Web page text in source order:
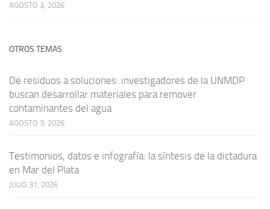
AGOSTO 3, 2026
OTROS TEMAS
De residuos a soluciones: investigadores de la UNMDP
buscan desarrollar materiales para remover
contaminantes del agua
AGOSTO 3, 2026
Testimonios, datos e infografía: la síntesis de la dictadura
en Mar del Plata
JULIO 31, 2026